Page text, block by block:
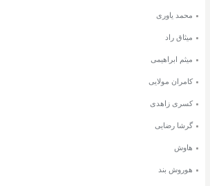
محمد یاوری
میثاق راد
میثم ابراهیمی
کامران مولایی
کسری زاهدی
گرشا رضایی
هاوش
هوروش بند